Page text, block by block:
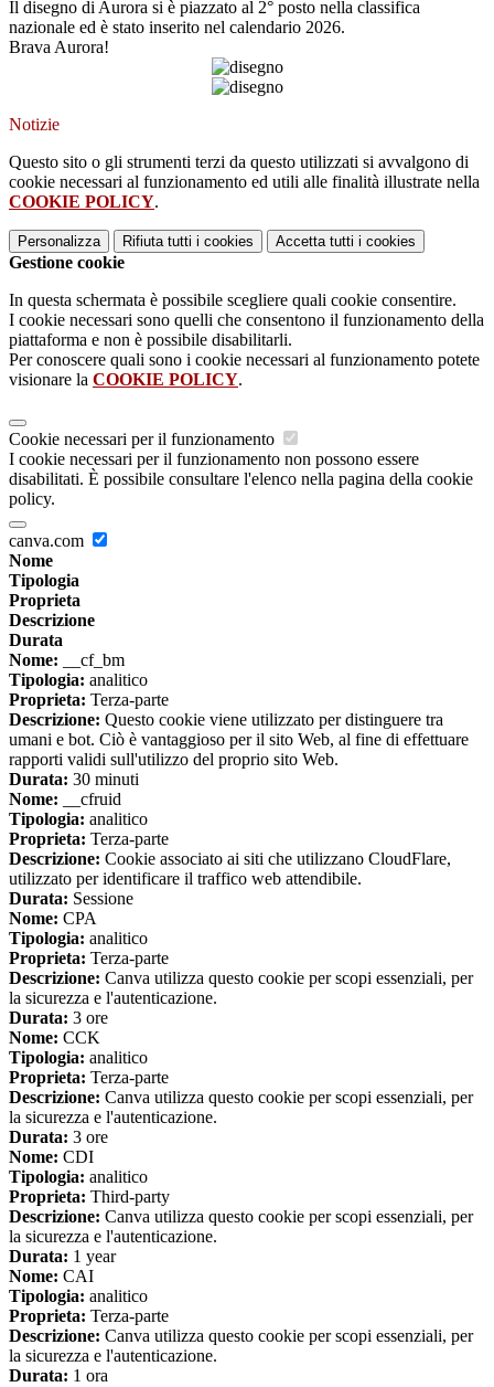
Il disegno di Aurora si è piazzato al 2° posto nella classifica
nazionale ed è stato inserito nel calendario 2026.
Brava Aurora!
Notizie
Questo sito o gli strumenti terzi da questo utilizzati si avvalgono di
cookie necessari al funzionamento ed utili alle finalità illustrate nella
COOKIE POLICY.
Personalizza Rifiuta tutti i cookies Accetta tutti i cookies
Gestione cookie
In questa schermata è possibile scegliere quali cookie consentire.
I cookie necessari sono quelli che consentono il funzionamento della
piattaforma e non è possibile disabilitarli.
Per conoscere quali sono i cookie necessari al funzionamento potete
visionare la COOKIE POLICY.
Cookie necessari per il funzionamento
I cookie necessari per il funzionamento non possono essere
disabilitati. È possibile consultare l'elenco nella pagina della cookie
policy.
canva.com
Nome
Tipologia
Proprieta
Descrizione
Durata
Nome: __cf_bm
Tipologia: analitico
Proprieta: Terza-parte
Descrizione: Questo cookie viene utilizzato per distinguere tra
umani e bot. Ciò è vantaggioso per il sito Web, al fine di effettuare
rapporti validi sull'utilizzo del proprio sito Web.
Durata: 30 minuti
Nome: __cfruid
Tipologia: analitico
Proprieta: Terza-parte
Descrizione: Cookie associato ai siti che utilizzano CloudFlare,
utilizzato per identificare il traffico web attendibile.
Durata: Sessione
Nome: CPA
Tipologia: analitico
Proprieta: Terza-parte
Descrizione: Canva utilizza questo cookie per scopi essenziali, per
la sicurezza e l'autenticazione.
Durata: 3 ore
Nome: CCK
Tipologia: analitico
Proprieta: Terza-parte
Descrizione: Canva utilizza questo cookie per scopi essenziali, per
la sicurezza e l'autenticazione.
Durata: 3 ore
Nome: CDI
Tipologia: analitico
Proprieta: Third-party
Descrizione: Canva utilizza questo cookie per scopi essenziali, per
la sicurezza e l'autenticazione.
Durata: 1 year
Nome: CAI
Tipologia: analitico
Proprieta: Terza-parte
Descrizione: Canva utilizza questo cookie per scopi essenziali, per
la sicurezza e l'autenticazione.
Durata: 1 ora